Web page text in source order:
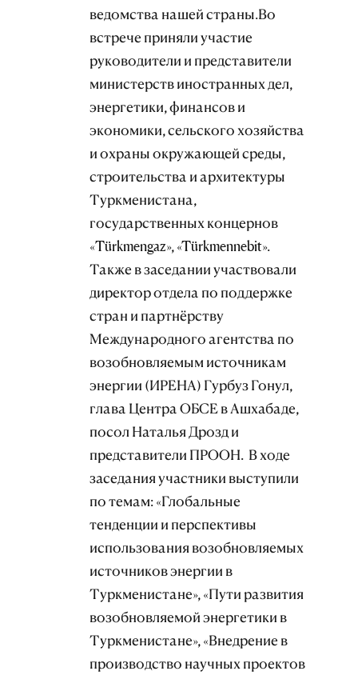
ведомства нашей страны.Во
встрече приняли участие
руководители и представители
министерств иностранных дел,
энергетики, финансов и
экономики, сельского хозяйства
и охраны окружающей среды,
строительства и архитектуры
Туркменистана,
государственных концернов
«Türkmengaz», «Türkmennebit».
Также в заседании участвовали
директор отдела по поддержке
стран и партнёрству
Международного агентства по
возобновляемым источникам
энергии (ИРЕНА) Гурбуз Гонул,
глава Центра ОБСЕ в Ашхабаде,
посол Наталья Дрозд и
представители ПРООН. В ходе
заседания участники выступили
по темам: «Глобальные
тенденции и перспективы
использования возобновляемых
источников энергии в
Туркменистане», «Пути развития
возобновляемой энергетики в
Туркменистане», «Внедрение в
производство научных проектов